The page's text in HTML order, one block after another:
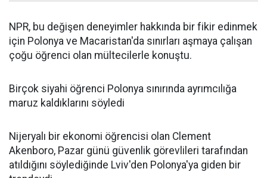
NPR, bu değişen deneyimler hakkında bir fikir edinmek
için Polonya ve Macaristan'da sınırları aşmaya çalışan
çoğu öğrenci olan mültecilerle konuştu.
Birçok siyahi öğrenci Polonya sınırında ayrımcılığa
maruz kaldıklarını söyledi
Nijeryalı bir ekonomi öğrencisi olan Clement
Akenboro, Pazar günü güvenlik görevlileri tarafından
atıldığını söylediğinde Lviv'den Polonya'ya giden bir